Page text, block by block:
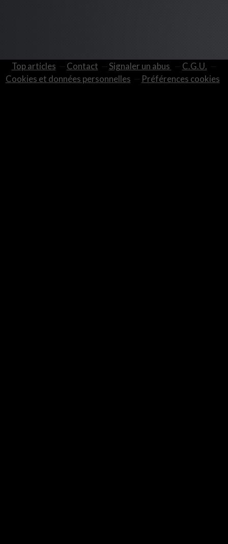
Top articles Contact Signaler un abus
C.G.U.
Cookies et données personnelles
Préférences cookies